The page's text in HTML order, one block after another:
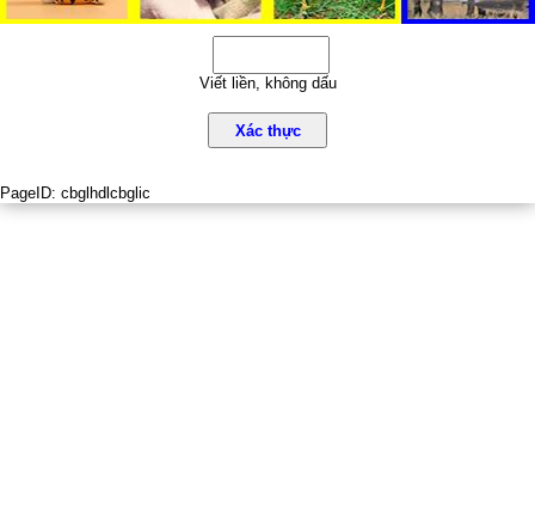
Viết liền, không dấu
Xác thực
PageID: cbglhdlcbglic